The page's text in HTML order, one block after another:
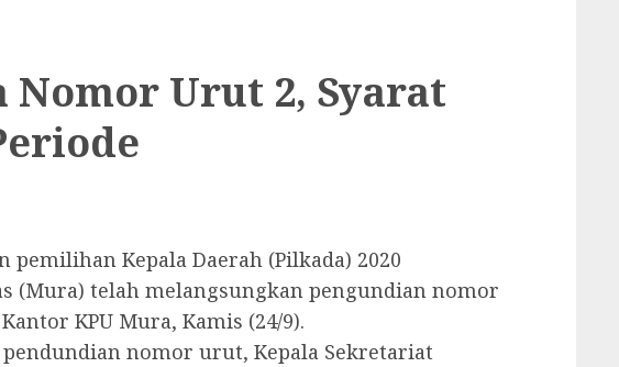
Nomor Urut 2, Syarat
pemilihan Kepala Daerah (Pilkada) 2020
(Mura) telah melangsungkan pengundian nomor
KPU Mura, Kamis (24/9).
pendundian nomor urut, Kepala Sekretariat